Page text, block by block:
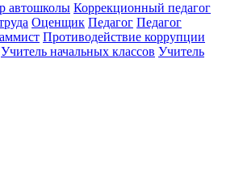
автошколы Коррекционный педагог
Оценщик Педагог Педагог
Противодействие коррупции
Учитель начальных классов Учитель